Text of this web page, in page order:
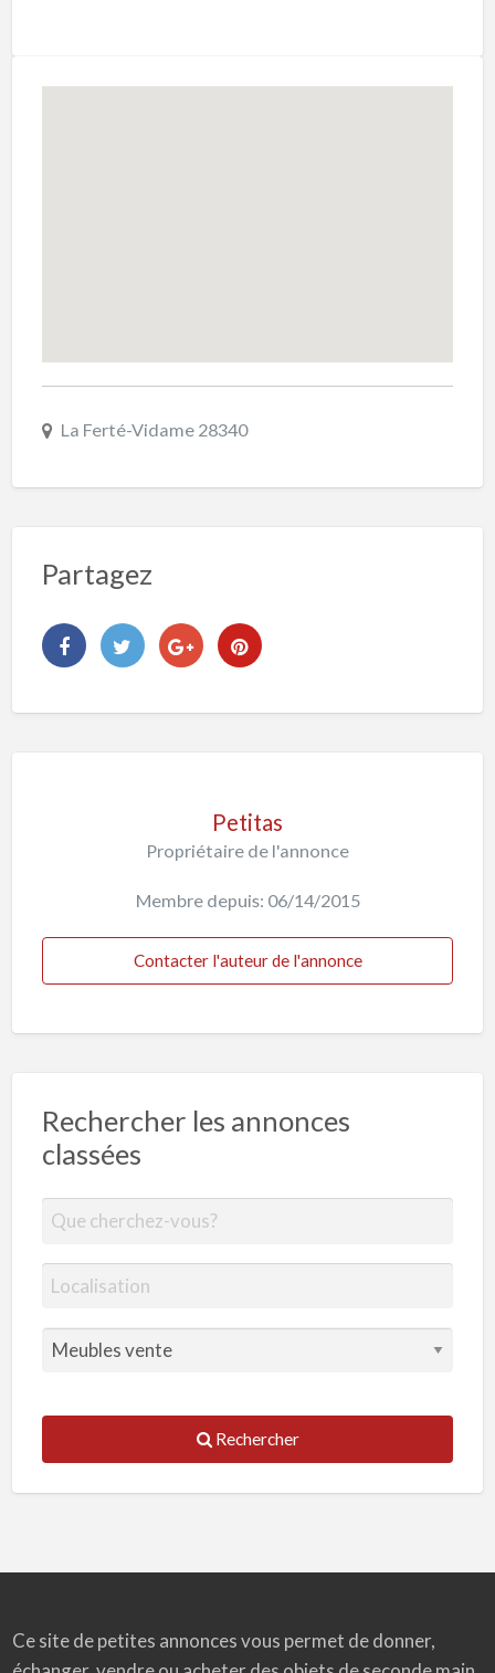
La Ferté-Vidame 28340
Partagez
Petitas
Propriétaire de l'annonce
Membre depuis: 06/14/2015
Contacter l'auteur de l'annonce
Rechercher les annonces
classées
Rechercher
Ce site de petites annonces vous permet de donner,